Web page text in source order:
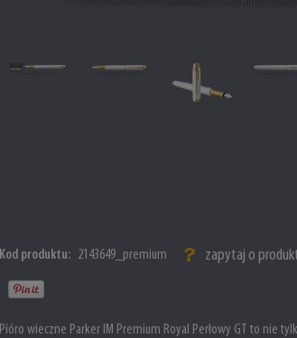
Kod produktu: 2143649_premium zapytaj o
Pióro wieczne Parker IM Premium Royal Perłowy GT to nie